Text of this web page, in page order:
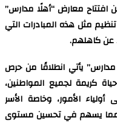
افتتاح معارض “أهلًا مدارس”
مثل هذه المبادرات التي
عن كاهلهم.
يأتي انطلاقًا من حرص
كريمة لجميع المواطنين،
الأمور، وخاصة الأسر
مما يسهم في تحسين مستوى